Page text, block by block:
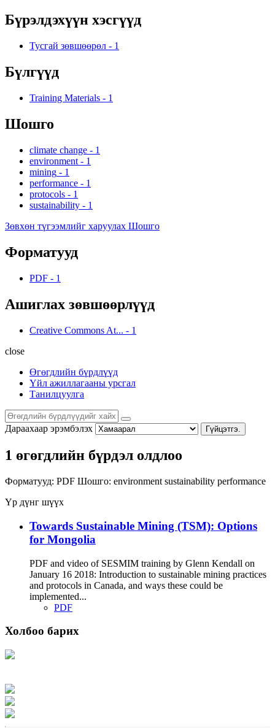
Бүрэлдэхүүн хэсгүүд
Тусгай зөвшөөрөл - 1
Бүлгүүд
Training Materials - 1
Шошго
climate change - 1
environment - 1
mining - 1
performance - 1
protocols - 1
sustainability - 1
Зөвхөн түгээмлийг харуулах Шошго
Форматууд
PDF - 1
Ашиглах зөвшөөрлүүд
Creative Commons At... - 1
close
Өгөгдлийн бүрдлүүд
Үйл ажиллагааны урсгал
Танилцуулга
Дараахаар эрэмбэлэх Гүйцэтгэ.
1 өгөгдлийн бүрдэл олдлоо
Форматууд: PDF Шошго: environment sustainability performance
Үр дүнг шүүх
Towards Sustainable Mining (TSM): Options
for Mongolia
PDF and video of SESMIM training by Glenn Kendall on
January 16 2018: Introduction to sustainable mining practices
and protocols in Canada, and ways these could be
implemented...
PDF
Холбоо барих